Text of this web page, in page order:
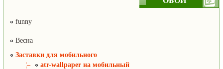
funny
Весна
Заставки для мобильного
¦–
atr-wallpaper на мобильный